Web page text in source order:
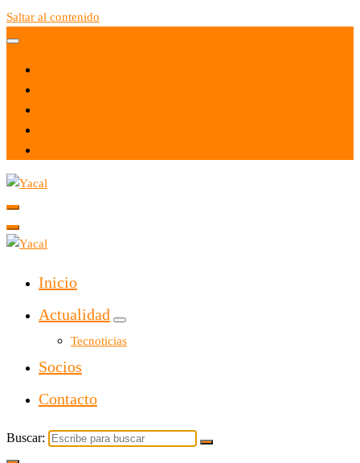
Saltar al contenido
Yacal micro hosting
Inicio
Actualidad
Tecnoticias
Socios
Contacto
Buscar: